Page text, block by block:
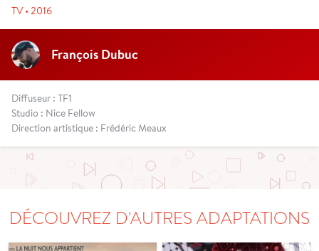
TV • 2016
François Dubuc
Diffuseur : TF1
Studio : Nice Fellow
Direction artistique : Frédéric Meaux
DÉCOUVREZ D'AUTRES ADAPTATIONS